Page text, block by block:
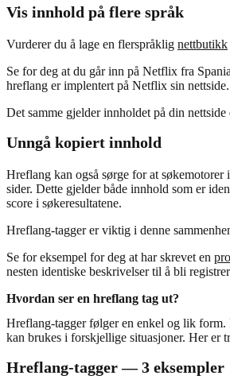
Vis innhold på flere språk
Vurderer du å lage en flerspråklig nettbutikk
Se for deg at du går inn på Netflix fra
hreflang er implentert på Netflix sin nettside.
Det samme gjelder innholdet på din
Unngå kopiert innhold
Hreflang kan også sørge for at
sider. Dette gjelder både innhold som er
score i søkeresultatene.
Hreflang-tagger er viktig i denne
Se for eksempel for deg at har skrevet en
nesten identiske beskrivelser til å bli
Hvordan ser en hreflang tag ut?
Hreflang-tagger følger en enkel og lik
kan brukes i forskjellige situasjoner. Her er
Hreflang-tagger — 3 eksempler